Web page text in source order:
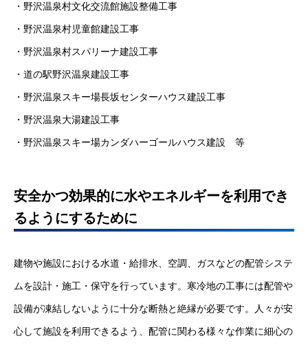
・野沢温泉村文化交流館施設整備工事
・野沢温泉村児童館建設工事
・野沢温泉村スパリーナ建設工事
・道の駅野沢温泉建設工事
・野沢温泉スキー場長坂センターハウス建設工事
・野沢温泉大湯建設工事
・野沢温泉スキー場カンダハーゴールハウス建設 等
安全かつ効果的に水やエネルギーを利用でき
るようにするために
建物や施設における水道・給排水、空調、ガスなどの配管システ
ムを設計・施工・保守を行っています。寒冷地の工事には配管や
設備が凍結しないように十分な断熱と絶縁が必要です。人々が安
心して施設を利用できるよう、配管に関わる様々な作業に細心の